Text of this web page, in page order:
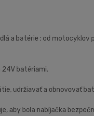
a batérie ; od
24V batériami.
udržiavať a obnovovať
aby bola nabíjačka